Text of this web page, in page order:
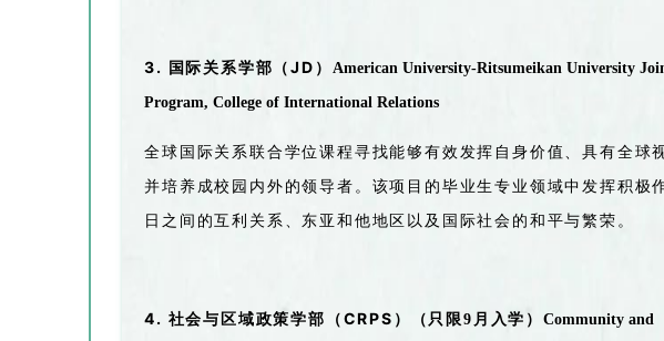
3. 国际关系学部（JD ） American University-Ritsumeikan University
Program, College of International Relations
全球国际关系联合学位课程寻找能够有效发挥 自身价值、具有全球
并培养成校园内外的领导者。 该项目 的毕业生专业领域中发挥积极
日之间 的互利关系 东亚 和 他地区以及国际社会的和平与繁荣。
4. 社会与区域政策学部（ CRPS ） （只限 9 月入学） Community and